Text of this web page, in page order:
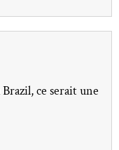
ce serait une